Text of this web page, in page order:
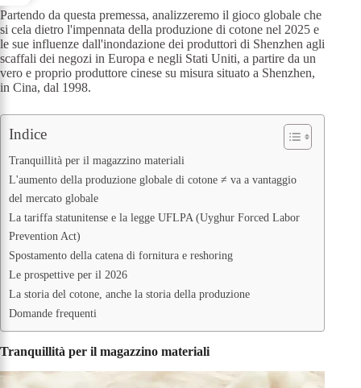
Partendo da questa premessa, analizzeremo il gioco globale che
si cela dietro l'impennata della produzione di cotone nel 2025 e
le sue influenze dall'inondazione dei produttori di Shenzhen agli
scaffali dei negozi in Europa e negli Stati Uniti, a partire da un
vero e proprio produttore cinese su misura situato a Shenzhen,
in Cina, dal 1998.
Indice
Tranquillità per il magazzino materiali
L'aumento della produzione globale di cotone ≠ va a vantaggio
del mercato globale
La tariffa statunitense e la legge UFLPA (Uyghur Forced Labor
Prevention Act)
Spostamento della catena di fornitura e reshoring
Le prospettive per il 2026
La storia del cotone, anche la storia della produzione
Domande frequenti
Tranquillità per il magazzino materiali